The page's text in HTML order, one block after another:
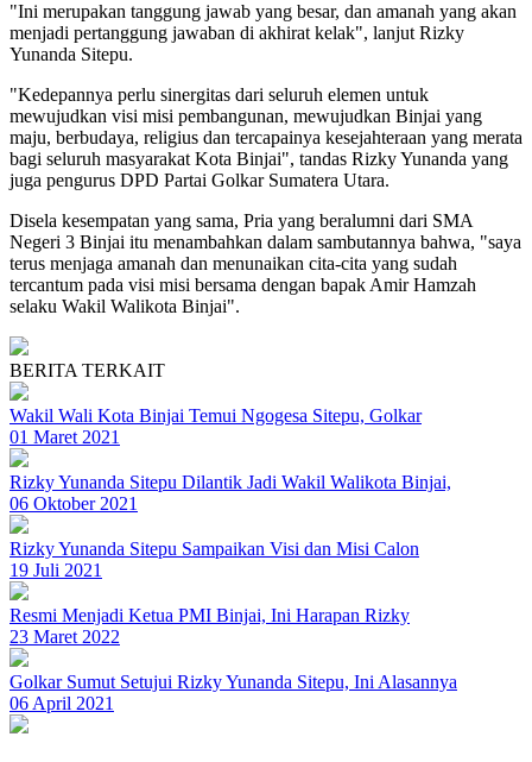
"Ini merupakan tanggung jawab yang besar, dan amanah yang akan
menjadi pertanggung jawaban di akhirat kelak", lanjut Rizky
Yunanda Sitepu.
"Kedepannya perlu sinergitas dari seluruh elemen untuk
mewujudkan visi misi pembangunan, mewujudkan Binjai yang
maju, berbudaya, religius dan tercapainya kesejahteraan yang merata
bagi seluruh masyarakat Kota Binjai", tandas Rizky Yunanda yang
juga pengurus DPD Partai Golkar Sumatera Utara.
Disela kesempatan yang sama, Pria yang beralumni dari SMA
Negeri 3 Binjai itu menambahkan dalam sambutannya bahwa, "saya
terus menjaga amanah dan menunaikan cita-cita yang sudah
tercantum pada visi misi bersama dengan bapak Amir Hamzah
selaku Wakil Walikota Binjai".
BERITA TERKAIT
Wakil Wali Kota Binjai Temui Ngogesa Sitepu, Golkar
01 Maret 2021
Rizky Yunanda Sitepu Dilantik Jadi Wakil Walikota Binjai,
06 Oktober 2021
Rizky Yunanda Sitepu Sampaikan Visi dan Misi Calon
19 Juli 2021
Resmi Menjadi Ketua PMI Binjai, Ini Harapan Rizky
23 Maret 2022
Golkar Sumut Setujui Rizky Yunanda Sitepu, Ini Alasannya
06 April 2021